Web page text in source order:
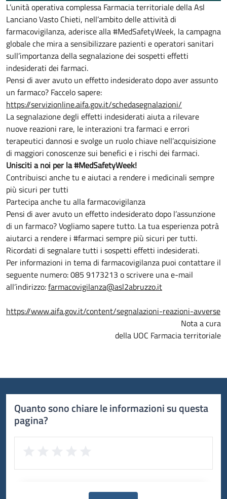
L’unità operativa complessa Farmacia territoriale della Asl
Lanciano Vasto Chieti, nell’ambito delle attività di
farmacovigilanza, aderisce alla #MedSafetyWeek, la campagna
globale che mira a sensibilizzare pazienti e operatori sanitari
sull’importanza della segnalazione dei sospetti effetti
indesiderati dei farmaci.
Pensi di aver avuto un effetto indesiderato dopo aver assunto
un farmaco? Faccelo sapere:
https://servizionline.aifa.gov.it/schedasegnalazioni/
La segnalazione degli effetti indesiderati aiuta a rilevare
nuove reazioni rare, le interazioni tra farmaci e errori
terapeutici dannosi e svolge un ruolo chiave nell’acquisizione
di maggiori conoscenze sui benefici e i rischi dei farmaci.
Unisciti a noi per la #MedSafetyWeek!
Contribuisci anche tu e aiutaci a rendere i medicinali sempre
più sicuri per tutti
Partecipa anche tu alla farmacovigilanza
Pensi di aver avuto un effetto indesiderato dopo l’assunzione
di un farmaco? Vogliamo sapere tutto. La tua esperienza potrà
aiutarci a rendere i #farmaci sempre più sicuri per tutti.
Ricordati di segnalare tutti i sospetti effetti indesiderati.
Per informazioni in tema di farmacovigilanza puoi contattare il
seguente numero: 085 9173213 o scrivere una e-mail
all’indirizzo:farmacovigilanza@asl2abruzzo.it
https://www.aifa.gov.it/content/segnalazioni-reazioni-avverse
Nota a cura
della UOC Farmacia territoriale
Quanto sono chiare le informazioni su questa
pagina?